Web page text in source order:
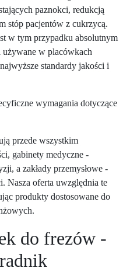
paznokci, redukcją
stóp pacjentów z cukrzycą.
w tym przypadku absolutnym
używane w placówkach
standardy jakości i
wymagania dotyczące
przede wszystkim
gabinety medyczne -
a zakłady przemysłowe -
Nasza oferta uwzględnia te
produkty dostosowane do
do frezów -